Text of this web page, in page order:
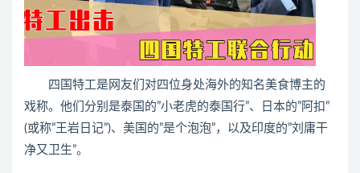
四国特工是网友们对四位身处海外的知名美食博主的
戏称。他们分别是泰国的”小老虎的泰国行”、日本的”阿扣”
(或称”王岩日记”)、美国的”是个泡泡”，以及印度的”刘庸干
净又卫生”。